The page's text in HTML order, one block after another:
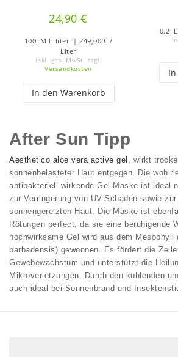
24,90 €
100 Milliliter | 249,00 € /
Liter
inkl. ges. MwSt. zzgl.
Versandkosten
In den Warenkorb
0.2
After Sun Tipp
Aesthetico aloe vera active gel , wirkt
sonnenbelasteter Haut entgegen. Die
antibakteriell wirkende Gel-Maske ist ideal
zur Verringerung von UV-Schäden sowie
sonnengereizten Haut. Die Maske ist
Rötungen perfect, da sie eine beruhigende
hochwirksame Gel wird aus dem Mesophyll
barbadensis) gewonnen. Es fördert die
Gewebewachstum und unterstützt die
Mikroverletzungen. Durch den kühlenden
auch ideal bei Sonnenbrand und